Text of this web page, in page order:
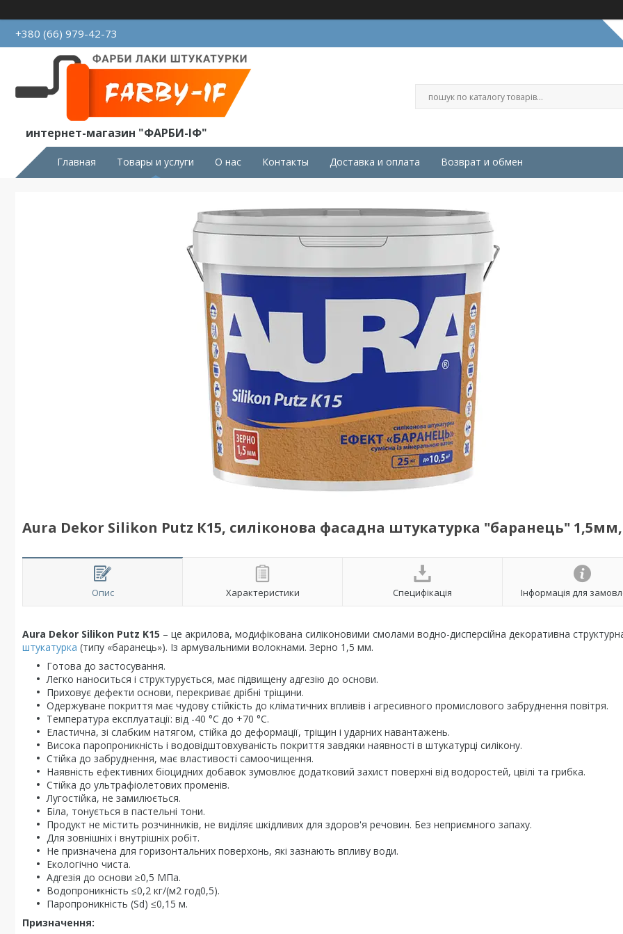
+380 (66) 979-42-73
интернет-магазин "ФАРБИ-ІФ"
Главная Товары и услуги О нас Контакты Доставка и оплата Возврат и обмен
Aura Dekor Silikon Putz К15, силіконова фасадна штукатурка "баранець" 1,5мм,
Опис Характеристики Специфікація Інформація для
Aura Dekor Silikon Putz K15 – це акрилова, модифікована силіконовими смолами водно-дисперсійна декоративна
штукатурка (типу «баранець»). Із армувальними волокнами. Зерно 1,5 мм.
Готова до застосування.
Легко наноситься і структурується, має підвищену адгезію до основи.
Приховує дефекти основи, перекриває дрібні тріщини.
Одержуване покриття має чудову стійкість до кліматичних впливів і агресивного промислового забруднення повітря.
Температура експлуатації: від -40 °С до +70 °С.
Еластична, зі слабким натягом, стійка до деформації, тріщин і ударних навантажень.
Висока паропроникність і водовідштовхуваність покриття завдяки наявності в штукатурці силікону.
Стійка до забруднення, має властивості самоочищення.
Наявність ефективних біоцидних добавок зумовлює додатковий захист поверхні від водоростей, цвілі та грибка.
Стійка до ультрафіолетових променів.
Лугостійка, не замилюється.
Біла, тонується в пастельні тони.
Продукт не містить розчинників, не виділяє шкідливих для здоров'я речовин. Без неприємного запаху.
Для зовнішніх і внутрішніх робіт.
Не призначена для горизонтальних поверхонь, які зазнають впливу води.
Екологічно чиста.
Адгезія до основи ≥0,5 МПа.
Водопроникність ≤0,2 кг/(м2 год0,5).
Паропроникність (Sd) ≤0,15 м.
Призначення: